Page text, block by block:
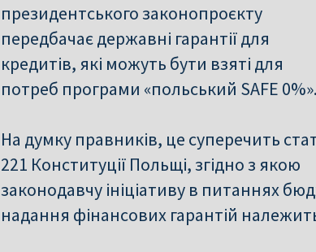
президентського законопроєкту
передбачає державні гарантії для
кредитів, які можуть бути взяті для
потреб програми «польський SAFE 0%».
На думку правників, це суперечить
221 Конституції Польщі, згідно з якою
законодавчу ініціативу в питаннях
надання фінансових гарантій